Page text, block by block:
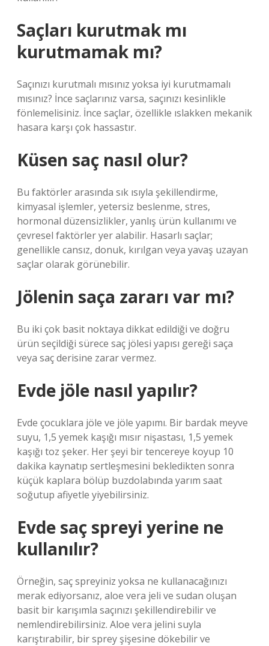
Saçları kurutmak mı
kurutmamak mı?
Saçınızı kurutmalı mısınız yoksa iyi kurutmamalı
mısınız? İnce saçlarınız varsa, saçınızı kesinlikle
fönlemelisiniz. İnce saçlar, özellikle ıslakken mekanik
hasara karşı çok hassastır.
Küsen saç nasıl olur?
Bu faktörler arasında sık ısıyla şekillendirme,
kimyasal işlemler, yetersiz beslenme, stres,
hormonal düzensizlikler, yanlış ürün kullanımı ve
çevresel faktörler yer alabilir. Hasarlı saçlar;
genellikle cansız, donuk, kırılgan veya yavaş uzayan
saçlar olarak görünebilir.
Jölenin saça zararı var mı?
Bu iki çok basit noktaya dikkat edildiği ve doğru
ürün seçildiği sürece saç jölesi yapısı gereği saça
veya saç derisine zarar vermez.
Evde jöle nasıl yapılır?
Evde çocuklara jöle ve jöle yapımı. Bir bardak meyve
suyu, 1,5 yemek kaşığı mısır nişastası, 1,5 yemek
kaşığı toz şeker. Her şeyi bir tencereye koyup 10
dakika kaynatıp sertleşmesini bekledikten sonra
küçük kaplara bölüp buzdolabında yarım saat
soğutup afiyetle yiyebilirsiniz.
Evde saç spreyi yerine ne
kullanılır?
Örneğin, saç spreyiniz yoksa ne kullanacağınızı
merak ediyorsanız, aloe vera jeli ve sudan oluşan
basit bir karışımla saçınızı şekillendirebilir ve
nemlendirebilirsiniz. Aloe vera jelini suyla
karıştırabilir, bir sprey şişesine dökebilir ve